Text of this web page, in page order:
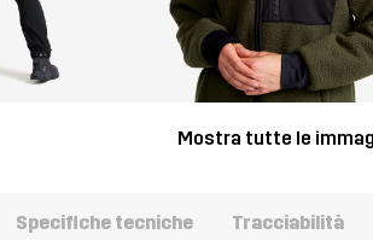
Mostra tutte le
Specifiche tecniche Tracciabilità